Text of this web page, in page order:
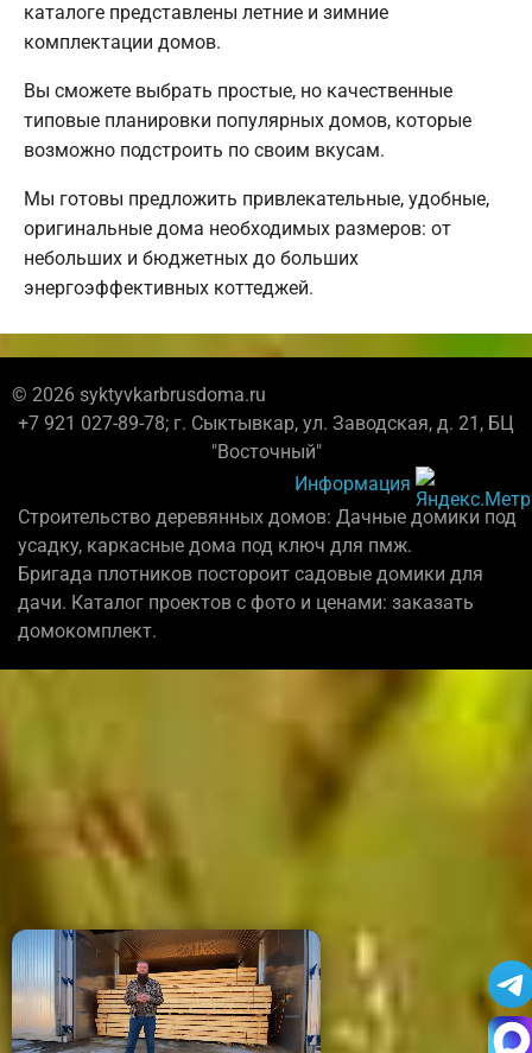
каталоге представлены летние и зимние
комплектации домов.
Вы сможете выбрать простые, но качественные
типовые планировки популярных домов, которые
возможно подстроить по своим вкусам.
Мы готовы предложить привлекательные, удобные,
оригинальные дома необходимых размеров: от
небольших и бюджетных до больших
энергоэффективных коттеджей.
© 2026 syktyvkarbrusdoma.ru
+7 921 027-89-78; г. Сыктывкар, ул. Заводская, д. 21, БЦ
"Восточный"
Информация
Строительство деревянных домов: Дачные домики под
усадку, каркасные дома под ключ для пмж.
Бригада плотников постороит садовые домики для
дачи. Каталог проектов с фото и ценами: заказать
домокомплект.